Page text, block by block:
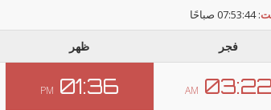
:07:53:44 صباحًا
فجر ظهر
03:22
AM
01:36
PM